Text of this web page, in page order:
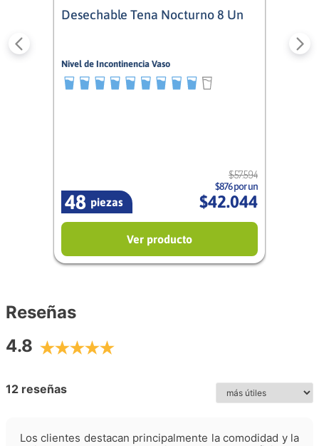
Desechable Tena Nocturno 8 Un
Nivel de Incontinencia Vaso
9/10
piezas
48
$57.594
$876 por un
$42.044
Ver producto
Reseñas
4.8
12 reseñas
Los clientes destacan principalmente la comodidad y la